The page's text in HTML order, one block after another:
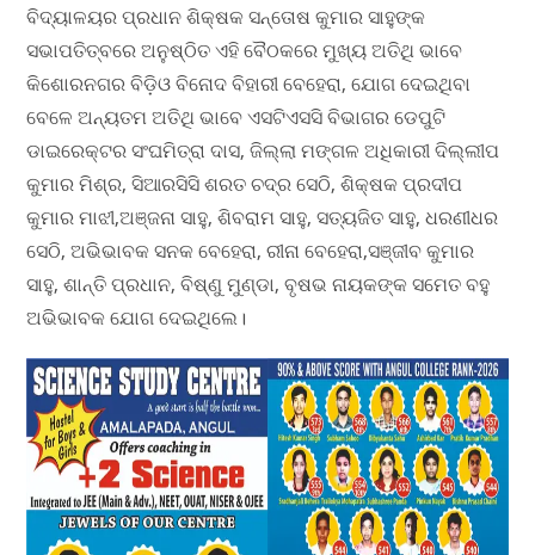
ବିଦ୍ୟାଳୟର ପ୍ରଧାନ ଶିକ୍ଷକ ସନ୍ତୋଷ କୁମାର ସାହୁଙ୍କ
ସଭାପତିତ୍ବରେ ଅନୁଷ୍ଠିତ ଏହି ବୈଠକରେ ମୁଖ୍ୟ ଅତିଥି ଭାବେ
କିଶୋରନଗର ବିଡ଼ିଓ ବିନୋଦ ବିହାରୀ ବେହେରା, ଯୋଗ ଦେଇଥିବା
ବେଳେ ଅନ୍ୟତମ ଅତିଥି ଭାବେ ଏସଟିଏସସି ବିଭାଗର ଡେପୁଟି
ଡାଇରେକ୍ଟର ସଂଘମିତ୍ରା ଦାସ, ଜିଲ୍ଲା ମଙ୍ଗଳ ଅଧିକାରୀ ଦିଲ୍ଲୀପ
କୁମାର ମିଶ୍ର, ସିଆରସିସି ଶରତ ଚଦ୍ର ସେଠି, ଶିକ୍ଷକ ପ୍ରଦୀପ
କୁମାର ମାଝୀ,ଅଞ୍ଜନା ସାହୁ, ଶିବରାମ ସାହୁ, ସତ୍ୟଜିତ ସାହୁ, ଧରଣୀଧର
ସେଠି, ଅଭିଭାବକ ସନକ ବେହେରା, ରୀନା ବେହେରା,ସଞ୍ଜୀବ କୁମାର
ସାହୁ, ଶାନ୍ତି ପ୍ରଧାନ, ବିଷ୍ଣୁ ମୁଣ୍ଡା, ବୃଷଭ ନାୟକଙ୍କ ସମେତ ବହୁ
ଅଭିଭାବକ ଯୋଗ ଦେଇଥିଲେ।